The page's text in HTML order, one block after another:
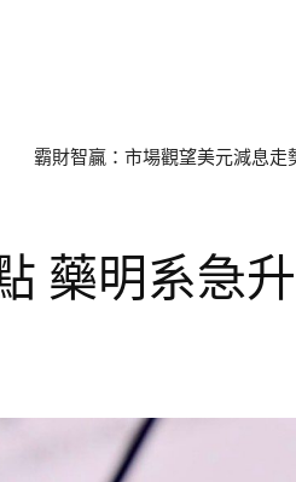
霸財智贏：市場觀望美元減息走
藥明系急升